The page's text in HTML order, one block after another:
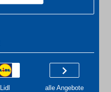
Lidl alle Angebote